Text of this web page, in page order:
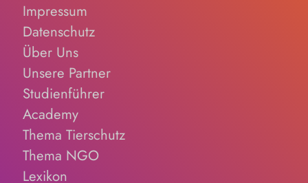
Impressum
Datenschutz
Über Uns
Unsere Partner
Studienführer
Academy
Thema Tierschutz
Thema NGO
Lexikon